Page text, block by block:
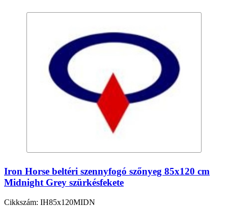
Iron Horse beltéri szennyfogó szőnyeg 85x120 cm
Midnight Grey szürkésfekete
Cikkszám: IH85x120MIDN